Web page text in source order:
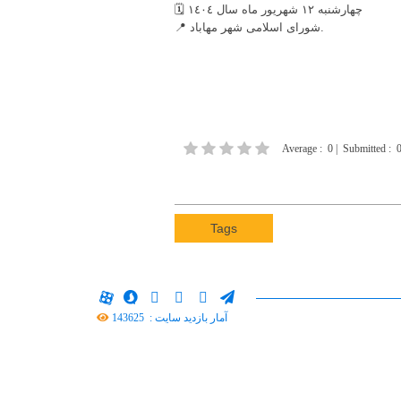
🗓 چهارشنبه ١٢ شهریور ماه سال ١٤٠٤
📍 شورای اسلامی شهر مهاباد.
Average : 0 Submitted : 0
Tags
آمار بازدید سایت : 143625